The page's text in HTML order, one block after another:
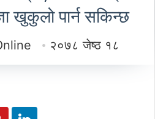
खुकुलो पार्न सकिन्छ
२०७८ जेष्ठ १८